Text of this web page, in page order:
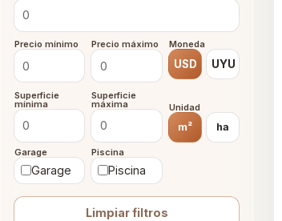
Precio mínimo Precio máximo Moneda
USD UYU
Superficie
mínima
Superficie
máxima Unidad
m² ha
Garage
Garage
Piscina
Piscina
Limpiar filtros